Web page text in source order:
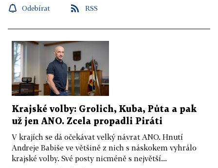
Odebírat RSS
Krajské volby: Grolich, Kuba, Půta a pak
už jen ANO. Zcela propadli Piráti
V krajích se dá očekávat velký návrat ANO. Hnutí
Andreje Babiše ve většině z nich s náskokem vyhrálo
krajské volby. Své posty nicméně s největší...